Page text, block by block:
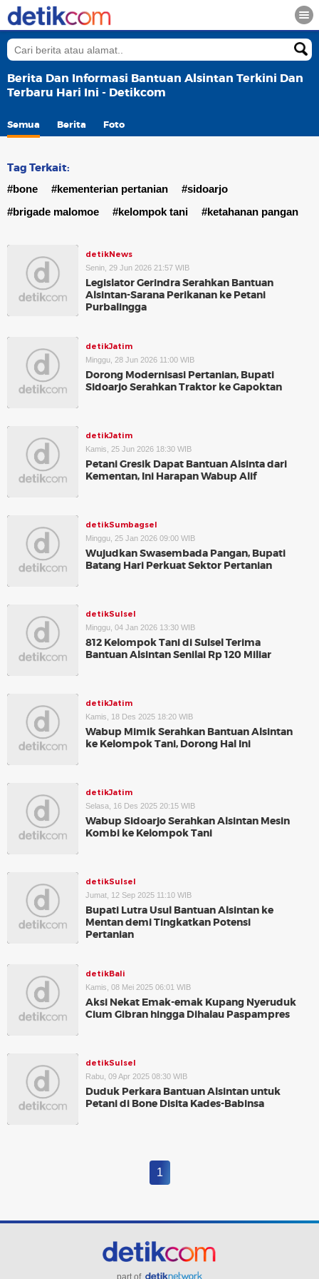
Berita Dan Informasi Bantuan Alsintan Terkini Dan
Terbaru Hari Ini - Detikcom
Semua Berita Foto
Tag Terkait:
#bone #kementerian pertanian
#sidoarjo
#brigade malomoe
#kelompok tani #ketahanan pangan
detikNews
Senin, 29 Jun 2026 21:57 WIB
Legislator Gerindra Serahkan Bantuan
Alsintan-Sarana Perikanan ke Petani
Purbalingga
detikJatim
Minggu, 28 Jun 2026 11:00 WIB
Dorong Modernisasi Pertanian, Bupati
Sidoarjo Serahkan Traktor ke Gapoktan
detikJatim
Kamis, 25 Jun 2026 18:30 WIB
Petani Gresik Dapat Bantuan Alsinta dari
Kementan, Ini Harapan Wabup Alif
detikSumbagsel
Minggu, 25 Jan 2026 09:00 WIB
Wujudkan Swasembada Pangan, Bupati
Batang Hari Perkuat Sektor Pertanian
detikSulsel
Minggu, 04 Jan 2026 13:30 WIB
812 Kelompok Tani di Sulsel Terima
Bantuan Alsintan Senilai Rp 120 Miliar
detikJatim
Kamis, 18 Des 2025 18:20 WIB
Wabup Mimik Serahkan Bantuan Alsintan
ke Kelompok Tani, Dorong Hal Ini
detikJatim
Selasa, 16 Des 2025 20:15 WIB
Wabup Sidoarjo Serahkan Alsintan Mesin
Kombi ke Kelompok Tani
detikSulsel
Jumat, 12 Sep 2025 11:10 WIB
Bupati Lutra Usul Bantuan Alsintan ke
Mentan demi Tingkatkan Potensi
Pertanian
detikBali
Kamis, 08 Mei 2025 06:01 WIB
Aksi Nekat Emak-emak Kupang Nyeruduk
Cium Gibran hingga Dihalau Paspampres
detikSulsel
Rabu, 09 Apr 2025 08:30 WIB
Duduk Perkara Bantuan Alsintan untuk
Petani di Bone Disita Kades-Babinsa
1
part of